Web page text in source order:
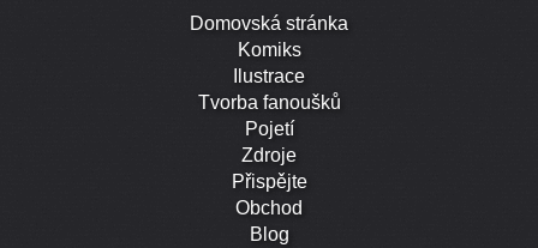
Domovská stránka
Komiks
Ilustrace
Tvorba fanoušků
Pojetí
Zdroje
Přispějte
Obchod
Blog